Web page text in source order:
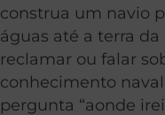
construa um navio
águas até a terra
reclamar ou falar
conhecimento
pergunta “aonde